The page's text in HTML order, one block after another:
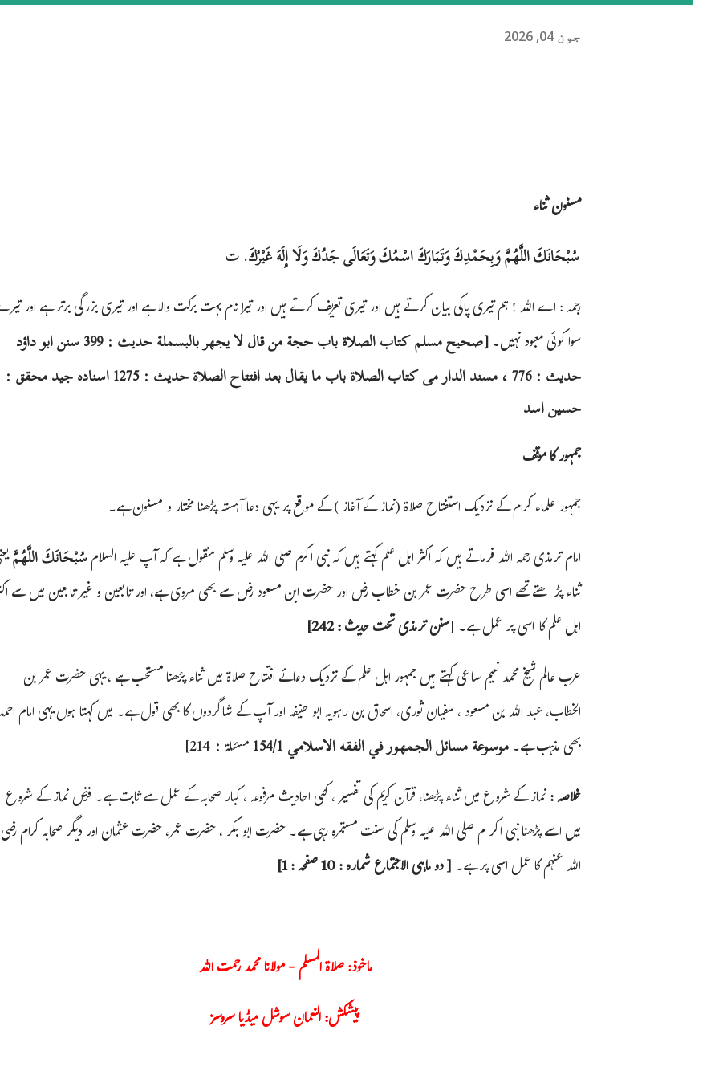
جون 04, 2026
مسنون ثناء
سُبْحَانَكَ اللَّهُمَّ وَبِحَمْدِكَ وَتَبَارَكَ اسْمُكَ وَتَعَالَى جَدُكَ وَلَا إِلَهَ غَيْرُكَ.ت
رجمہ : اے اللہ ! ہم تیری پاکی بیان کرتے ہیں اور تیری تعریف کرتے ہیں اور تیرا نام بہت برکت والا ہے اور تیری بزرگی برتر ہے اور
سوا کوئی معبود نہیں۔
[صحیح مسلم کتاب الصلاة باب حجة من قال لا يجهر بالبسملة حديث : 399 سنن ابو داؤد
حدیث : 776 ، مسند الدار می کتاب الصلاة باب ما يقال بعد افتتاح الصلاة حديث : 1275 اسناده جید محقق :
حسین اسد
جمہور کا موقف
جمہور علماء کرام کے نزدیک استفتاح صلاۃ (نماز کے آغاز ) کے موقع پر یہی دعا آہستہ پڑھنا مختار و مسنون ہے۔
امام ترمذی رحمہ اللہ فرماتے ہیں کہ اکثر اہل علم کہتے ہیں کہ نبی اکرم صلی اللہ علیہ وسلم منقول ہے کہ آپ علیہ السلامسُبْحَانَكَ اللَّهُمَّ
ثناء پڑھتے تھے اسی طرح حضرت عمر بن خطاب رض اور حضرت ابن مسعود رض سے بھی مروی ہے، اور تابعین و غیر تابعین میں سے
اہل علم کا اسی پر عمل ہے۔ [سنن ترمذی تحت حدیث : 242]
عرب عالم شیخ محمد نعیم ساعی کہتے ہیں جمہور اہل علم کے نزدیک دعائے افتتاح صلاۃ میں ثناء پڑھنا مستحب ہے ، یہی حضرت عمر بن
الخطاب، عبد اللہ بن مسعود ، سفیان ثوری، اسحاق بن راہویہ ابو حنیفہ اور آپ کے شاگردوں کا بھی قول ہے۔ میں کہتا ہوں یہی امام
بھی مذہب ہے۔موسوعة مسائل الجمهور في الفقه الاسلامي 154/1 مسئلة:
214]
خلاصہ :نماز کے شروع میں ثناء پڑھنا، قرآن کریم کی تفسیر ، کئی احادیث مرفوعہ ، کبار صحابہ کے عمل سے ثابت ہے۔ فرض نماز کے شروع
میں اسے پڑھنا نبی اکر م صلی اللہ علیہ وسلم کی سنت مستمرہ رہی ہے۔ حضرت ابو بکر ، حضرت عمر، حضرت عثمان اور دیگر صحابہ کرام رضی
اللہ عنہم کا عمل اسی پر ہے۔[ دو ماہی الاجتماع شماره : 10 صفحہ : 1]
ماخوذ: صلاۃ المسلم - مولانا محمد رحمت اللہ
پیشکش: النعمان سوشل میڈیا سروسز